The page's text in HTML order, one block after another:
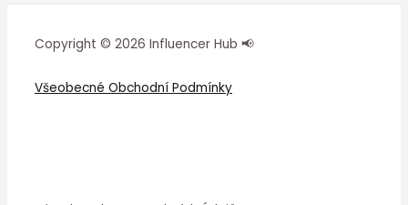
Copyright © 2026 Influencer Hub 📢
Všeobecné Obchodní Podmínky